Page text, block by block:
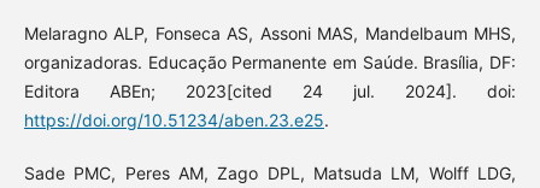
Melaragno ALP, Fonseca AS, Assoni MAS, Mandelbaum MHS,
organizadoras. Educação Permanente em Saúde. Brasília, DF:
Editora ABEn; 2023[cited 24 jul. 2024]. doi:
https://doi.org/10.51234/aben.23.e25.
Sade PMC, Peres AM, Zago DPL, Matsuda LM, Wolff LDG,